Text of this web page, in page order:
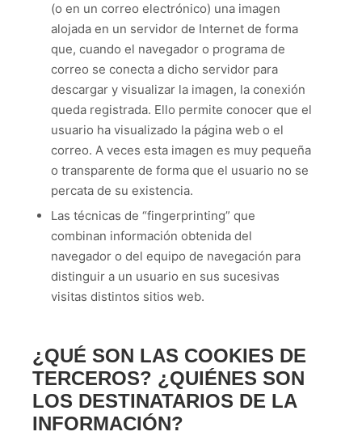
(o en un correo electrónico) una imagen
alojada en un servidor de Internet de forma
que, cuando el navegador o programa de
correo se conecta a dicho servidor para
descargar y visualizar la imagen, la conexión
queda registrada. Ello permite conocer que el
usuario ha visualizado la página web o el
correo. A veces esta imagen es muy pequeña
o transparente de forma que el usuario no se
percata de su existencia.
Las técnicas de “fingerprinting” que
combinan información obtenida del
navegador o del equipo de navegación para
distinguir a un usuario en sus sucesivas
visitas distintos sitios web.
¿QUÉ SON LAS COOKIES DE
TERCEROS? ¿QUIÉNES SON
LOS DESTINATARIOS DE LA
INFORMACIÓN?